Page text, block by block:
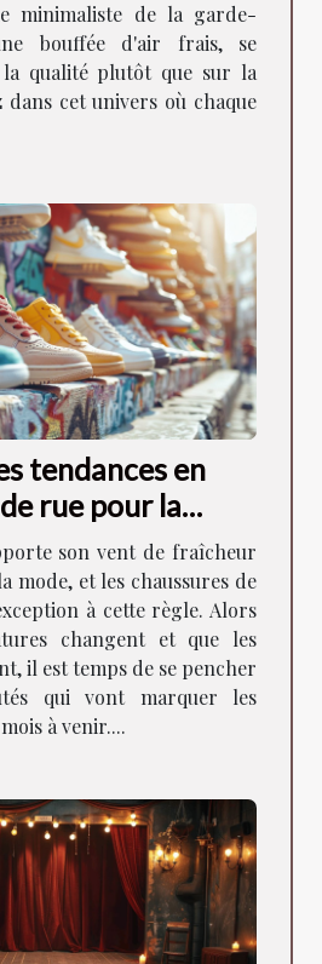
minimaliste de la garde-
bouffée d'air frais, se
qualité plutôt que sur la
dans cet univers où chaque
tendances en
rue pour la
son vent de fraîcheur
mode, et les chaussures de
à cette règle. Alors
changent et que les
il est temps de se pencher
qui vont marquer les
à venir....